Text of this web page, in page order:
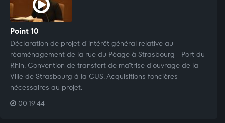
Point 10
Déclaration de projet d'intérêt général relative au
réaménagement de la rue du Péage à Strasbourg - Port du
Rhin. Convention de transfert de maîtrise d'ouvrage de la
Ville de Strasbourg à la CUS. Acquisitions foncières
nécessaires au projet.
00:19:44